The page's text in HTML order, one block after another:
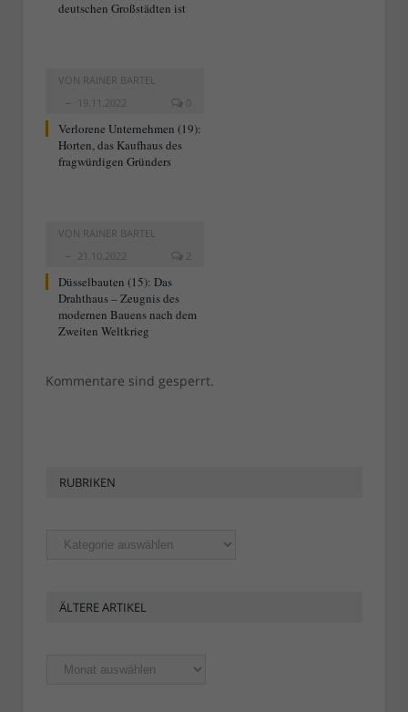
deutschen Großstädten ist
VON RAINER BARTEL
19.11.2022
0
Verlorene Unternehmen (19):
Horten, das Kaufhaus des
fragwürdigen Gründers
VON RAINER BARTEL
21.10.2022
2
Düsselbauten (15): Das
Drahthaus – Zeugnis des
modernen Bauens nach dem
Zweiten Weltkrieg
Kommentare sind gesperrt.
RUBRIKEN
Rubriken
ÄLTERE ARTIKEL
Ältere
Artikel